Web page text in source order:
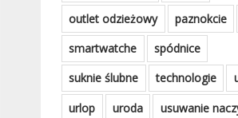
outlet odzieżowy
paznokcie
smartwatche
spódnice
suknie ślubne
technologie
urlop
uroda
usuwanie